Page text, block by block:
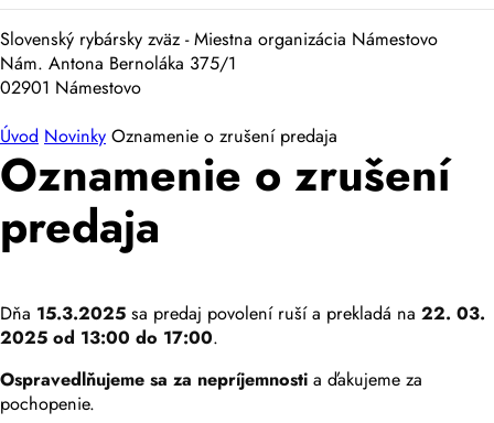
Slovenský rybársky zväz - Miestna organizácia Námestovo
Nám. Antona Bernoláka 375/1
02901 Námestovo
Úvod Novinky Oznamenie o zrušení predaja
Oznamenie o zrušení
predaja
Dňa 15.3.2025 sa predaj povolení ruší a prekladá na 22. 03.
2025 od 13:00 do 17:00.
Ospravedlňujeme sa za nepríjemnosti a ďakujeme za
pochopenie.